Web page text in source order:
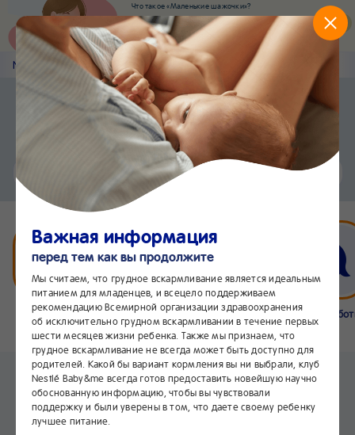
Что такое «Маленькие шажочки»?
Наш новый суперсервис для отслеживания
развития вашего малыша
Попробовать сейчас
Nestlé Baby &me Статьи
Приложение Nestlé Baby&me
Еще быстрее и удобнее
Установить
Чат24/7
Бейбимания Что нового
Интернет-
магазин
Линия
24/7
Грудное вскармливание
после кесарева сечения
Важная информация
перед тем как вы продолжите
Мы считаем, что грудное вскармливание является идеальным
питанием для младенцев, и всецело поддерживаем
рекомендацию Всемирной организации здравоохранения
об исключительно грудном вскармливании в течение первых
шести месяцев жизни ребенка. Также мы признаем, что
грудное вскармливание не всегда может быть доступно для
родителей. Какой бы вариант кормления вы ни выбрали, клуб
Nestlé Baby&me всегда готов предоставить новейшую научно
обоснованную информацию, чтобы вы чувствовали
поддержку и были уверены в том, что даете своему ребенку
лучшее питание.